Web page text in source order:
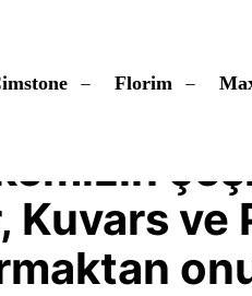
Florim
Kuvars